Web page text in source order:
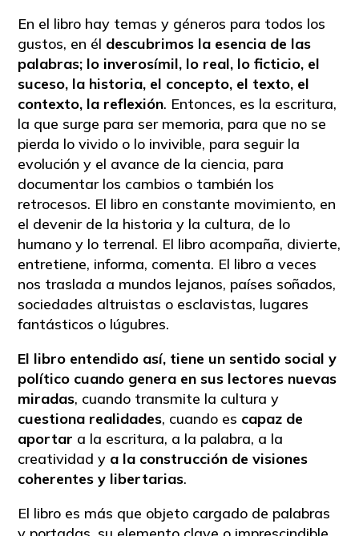
En el libro hay temas y géneros para todos los
gustos, en él descubrimos la esencia de las
palabras; lo inverosímil, lo real, lo ficticio, el
suceso, la historia, el concepto, el texto, el
contexto, la reflexión. Entonces, es la escritura,
la que surge para ser memoria, para que no se
pierda lo vivido o lo invivible, para seguir la
evolución y el avance de la ciencia, para
documentar los cambios o también los
retrocesos. El libro en constante movimiento, en
el devenir de la historia y la cultura, de lo
humano y lo terrenal. El libro acompaña, divierte,
entretiene, informa, comenta. El libro a veces
nos traslada a mundos lejanos, países soñados,
sociedades altruistas o esclavistas, lugares
fantásticos o lúgubres.
El libro entendido así, tiene un sentido social y
político cuando genera en sus lectores nuevas
miradas, cuando transmite la cultura y
cuestiona realidades, cuando es capaz de
aportar a la escritura, a la palabra, a la
creatividad y a la construcción de visiones
coherentes y libertarias.
El libro es más que objeto cargado de palabras